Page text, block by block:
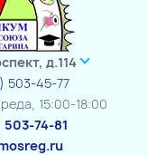
д.114
503-45-77
15:00-18:00
74-81